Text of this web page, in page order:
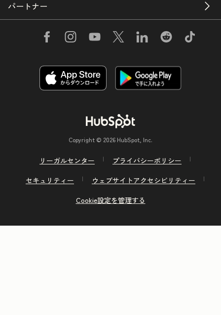
パートナー
Copyright © 2026 HubSpot, Inc.
リーガルセンター
プライバシーポリシー
セキュリティー
ウェブサイトアクセシビリティー
Cookie設定を管理する